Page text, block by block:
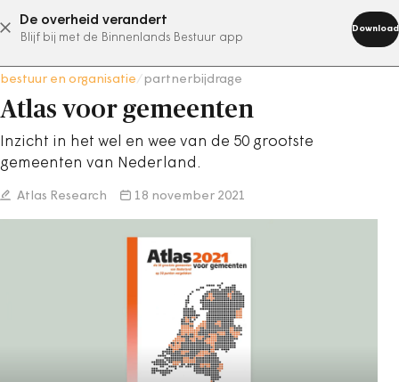
De overheid verandert
Blijf bij met de Binnenlands Bestuur app
Download
bestuur en organisatie partnerbijdrage
Atlas voor gemeenten
Inzicht in het wel en wee van de 50 grootste
gemeenten van Nederland.
Atlas Research 18 november 2021